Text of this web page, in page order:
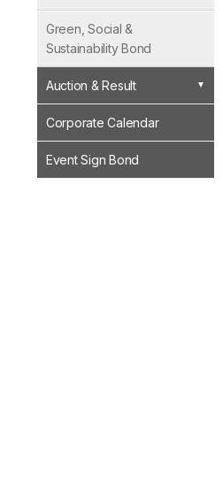
Green, Social &
Sustainability Bond
Auction & Result
Corporate Calendar
Event Sign Bond